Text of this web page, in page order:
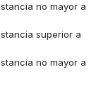
no mayor a
superior a
no mayor a